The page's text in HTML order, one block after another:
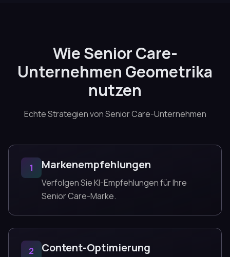
Wie Senior Care-
Unternehmen Geometrika
nutzen
Echte Strategien von Senior Care-Unternehmen
1 Markenempfehlungen
Verfolgen Sie KI-Empfehlungen für Ihre
Senior Care-Marke.
2 Content-Optimierung